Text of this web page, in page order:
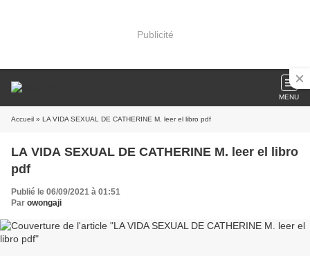
Publicité
MENU
Accueil » LA VIDA SEXUAL DE CATHERINE M. leer el libro pdf
LA VIDA SEXUAL DE CATHERINE M. leer el libro
pdf
Publié le 06/09/2021 à 01:51
Par owongaji